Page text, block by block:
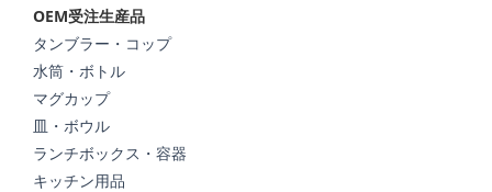
OEM受注生産品
タンブラー・コップ
水筒・ボトル
マグカップ
皿・ボウル
ランチボックス・容器
キッチン用品